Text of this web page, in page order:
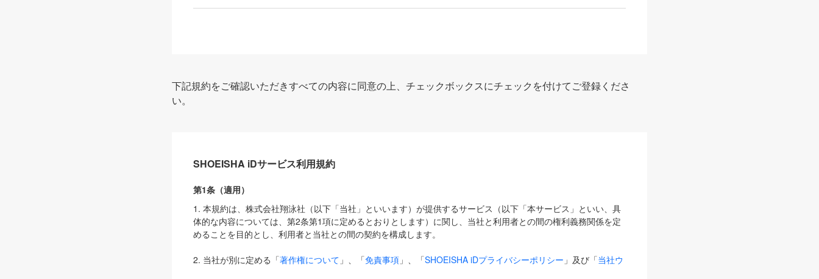
下記規約をご確認いただきすべての内容に同意の上、チェックボックスにチェックを付けてご登録くださ
い。
SHOEISHA iDサービス利用規約
第1条（適用）
1. 本規約は、株式会社翔泳社（以下「当社」といいます）が提供するサービス（以下「本サービス」といい、具
体的な内容については、第2条第1項に定めるとおりとします）に関し、当社と利用者との間の権利義務関係を定
めることを目的とし、利用者と当社との間の契約を構成します。
2. 当社が別に定める「著作権について 」、「免責事項 」、「SHOEISHA iDプライバシーポリシー 」及び「当社ウ